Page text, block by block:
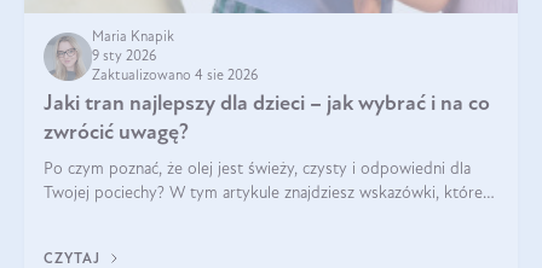
Maria Knapik
9 sty 2026
Zaktualizowano 4 sie 2026
Jaki tran najlepszy dla dzieci – jak wybrać i na co
zwrócić uwagę?
Po czym poznać, że olej jest świeży, czysty i odpowiedni dla
Twojej pociechy? W tym artykule znajdziesz wskazówki, które
CZYTAJ